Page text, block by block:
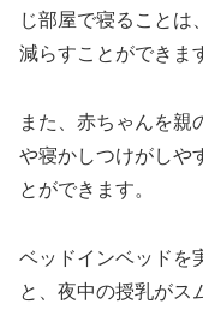
じ部屋で寝ることは
減らすことができま
また、赤ちゃんを親
や寝かしつけがしや
とができます。
ベッドインベッドを
と、夜中の授乳がス